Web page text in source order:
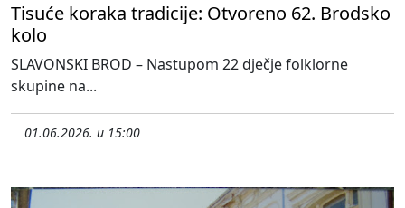
Tisuće koraka tradicije: Otvoreno 62. Brodsko
kolo
SLAVONSKI BROD – Nastupom 22 dječje folklorne
skupine na...
01.06.2026. u 15:00